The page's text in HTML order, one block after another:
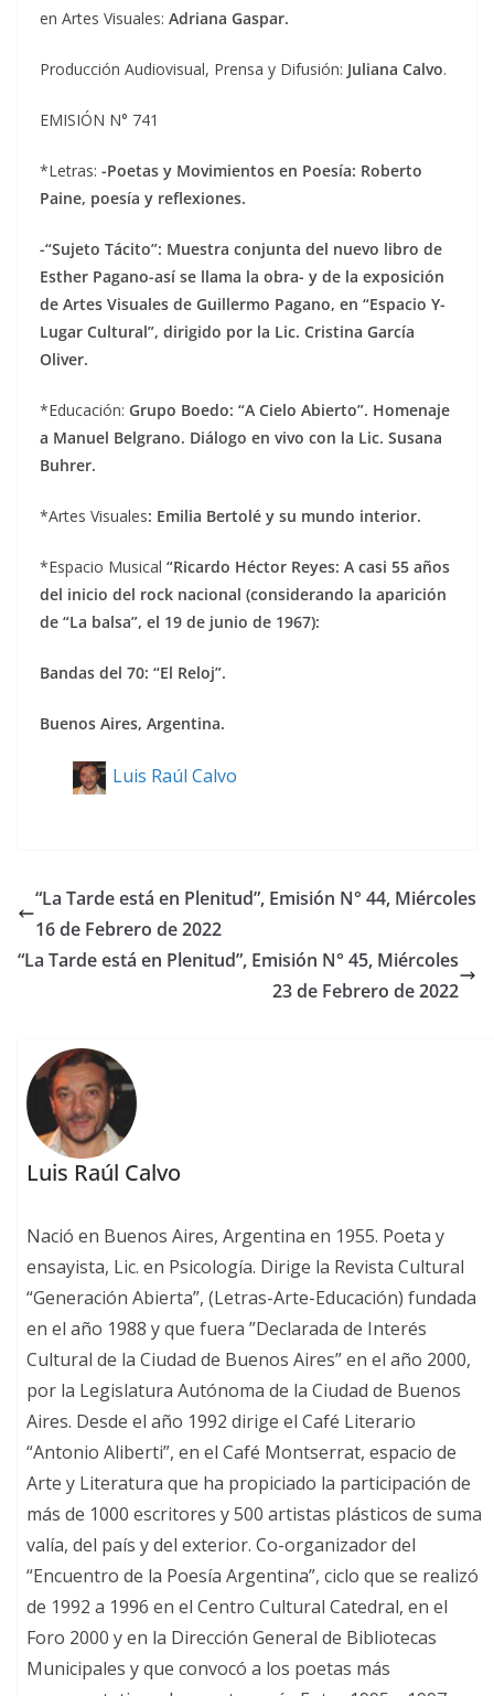
en Artes Visuales: Adriana Gaspar.
Producción Audiovisual, Prensa y Difusión: Juliana Calvo.
EMISIÓN N° 741
*Letras: -Poetas y Movimientos en Poesía: Roberto
Paine, poesía y reflexiones.
-“Sujeto Tácito”: Muestra conjunta del nuevo libro de
Esther Pagano-así se llama la obra- y de la exposición
de Artes Visuales de Guillermo Pagano, en “Espacio Y-
Lugar Cultural”, dirigido por la Lic. Cristina García
Oliver.
*Educación: Grupo Boedo: “A Cielo Abierto”. Homenaje
a Manuel Belgrano. Diálogo en vivo con la Lic. Susana
Buhrer.
*Artes Visuales: Emilia Bertolé y su mundo interior.
*Espacio Musical “Ricardo Héctor Reyes: A casi 55 años
del inicio del rock nacional (considerando la aparición
de “La balsa”, el 19 de junio de 1967):
Bandas del 70: “El Reloj”.
Buenos Aires, Argentina.
Luis Raúl Calvo
“La Tarde está en Plenitud”, Emisión N° 44, Miércoles
16 de Febrero de 2022
“La Tarde está en Plenitud”, Emisión N° 45, Miércoles
23 de Febrero de 2022
Luis Raúl Calvo
Nació en Buenos Aires, Argentina en 1955. Poeta y
ensayista, Lic. en Psicología. Dirige la Revista Cultural
“Generación Abierta”, (Letras-Arte-Educación) fundada
en el año 1988 y que fuera ”Declarada de Interés
Cultural de la Ciudad de Buenos Aires” en el año 2000,
por la Legislatura Autónoma de la Ciudad de Buenos
Aires. Desde el año 1992 dirige el Café Literario
“Antonio Aliberti”, en el Café Montserrat, espacio de
Arte y Literatura que ha propiciado la participación de
más de 1000 escritores y 500 artistas plásticos de suma
valía, del país y del exterior. Co-organizador del
“Encuentro de la Poesía Argentina”, ciclo que se realizó
de 1992 a 1996 en el Centro Cultural Catedral, en el
Foro 2000 y en la Dirección General de Bibliotecas
Municipales y que convocó a los poetas más